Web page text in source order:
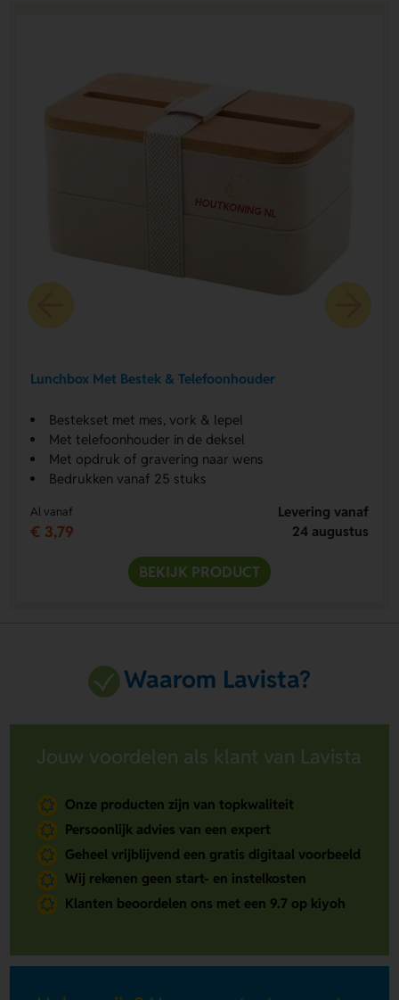
Lunchbox Met Bestek & Telefoonhouder
Bestekset met mes, vork & lepel
Met telefoonhouder in de deksel
Met opdruk of gravering naar wens
Bedrukken vanaf 25 stuks
Al vanaf
€ 3,79
Levering vanaf
24 augustus
BEKIJK PRODUCT
Waarom Lavista?
Jouw voordelen als klant van Lavista
Onze producten zijn van topkwaliteit
Persoonlijk advies van een expert
Geheel vrijblijvend een gratis digitaal voorbeeld
Wij rekenen geen start- en instelkosten
Klanten beoordelen ons met een 9.7 op kiyoh